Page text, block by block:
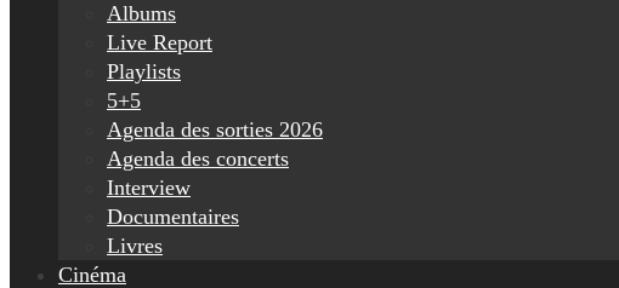
Albums
Live Report
Playlists
5+5
Agenda des sorties 2026
Agenda des concerts
Interview
Documentaires
Livres
Cinéma